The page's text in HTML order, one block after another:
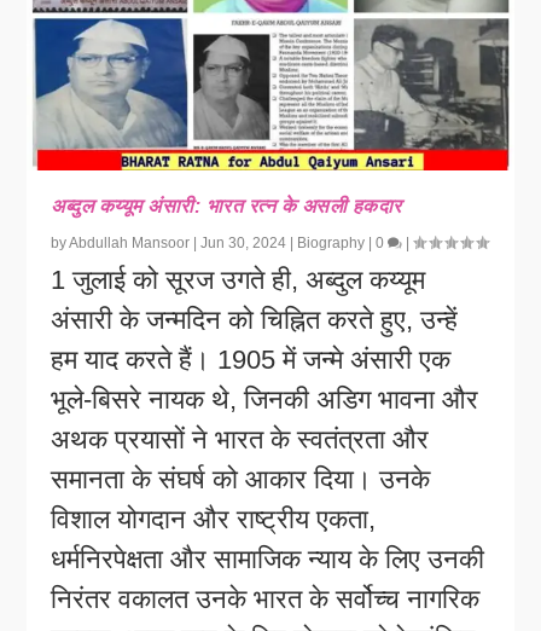
अब्दुल कय्यूम अंसारी: भारत रत्न के असली हकदार
byAbdullah Mansoor |Jun 30, 2024 | Biography |0 |
1 जुलाई को सूरज उगते ही, अब्दुल कय्यूम
अंसारी के जन्मदिन को चिह्नित करते हुए, उन्हें
हम याद करते हैं। 1905 में जन्मे अंसारी एक
भूले-बिसरे नायक थे, जिनकी अडिग भावना और
अथक प्रयासों ने भारत के स्वतंत्रता और
समानता के संघर्ष को आकार दिया। उनके
विशाल योगदान और राष्ट्रीय एकता,
धर्मनिरपेक्षता और सामाजिक न्याय के लिए उनकी
निरंतर वकालत उनके भारत के सर्वोच्च नागरिक